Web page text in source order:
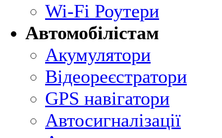
Wi-Fi Роутери
Автомобілістам
Акумулятори
Відеореєстратори
GPS навігатори
Автосигналізації